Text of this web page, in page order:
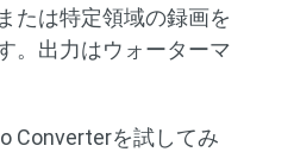
たは特定領域の録画を
。出力はウォーターマ
Converterを試してみ